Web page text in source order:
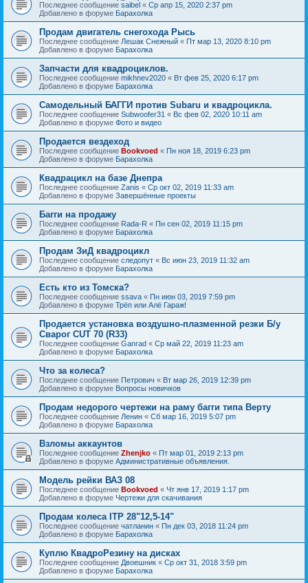
Последнее сообщение saibel « Ср апр 15, 2020 2:37 pm
Добавлено в форуме Барахолка
Продам двигатель снегохода Рысь
Последнее сообщение Лешак Снежный « Пт мар 13, 2020 8:10 pm
Добавлено в форуме Барахолка
Запчасти для квадроциклов.
Последнее сообщение mikhnev2020 « Вт фев 25, 2020 6:17 pm
Добавлено в форуме Барахолка
Самодельный БАГГИ против Subaru и квадроцикла.
Последнее сообщение Subwoofer31 « Вс фев 02, 2020 10:11 am
Добавлено в форуме Фото и видео
Продается вездеход
Последнее сообщение Bookvoed « Пн ноя 18, 2019 6:23 pm
Добавлено в форуме Барахолка
Квадрацикл на базе Днепра
Последнее сообщение Zanis « Ср окт 02, 2019 11:33 am
Добавлено в форуме Завершённые проекты
Багги на продажу
Последнее сообщение Rada-R « Пн сен 02, 2019 11:15 pm
Добавлено в форуме Барахолка
Продам ЗиД квадроцикл
Последнее сообщение следопут « Вс июн 23, 2019 11:32 am
Добавлено в форуме Барахолка
Есть кто из Томска?
Последнее сообщение ssava « Пн июн 03, 2019 7:59 pm
Добавлено в форуме Трёп или Алё Гараж!
Продается установка воздушно-плазменной резки Б/у
Сварог CUT 70 (R33)
Последнее сообщение Ganrad « Ср май 22, 2019 11:23 am
Добавлено в форуме Барахолка
Что за колеса?
Последнее сообщение Петрович « Вт мар 26, 2019 12:39 pm
Добавлено в форуме Вопросы новичков
Продам недорого чертежи на раму багги типа Верту
Последнее сообщение Ленин « Сб мар 16, 2019 5:07 pm
Добавлено в форуме Барахолка
Взломы аккаунтов
Последнее сообщение Zhenjko « Пт мар 01, 2019 2:13 pm
Добавлено в форуме Административные объявления.
Модель рейки ВАЗ 08
Последнее сообщение Bookvoed « Чт янв 17, 2019 1:17 pm
Добавлено в форуме Чертежи для скачивания
Продам колеса ITP 28"12,5-14"
Последнее сообщение чатланин « Пн дек 03, 2018 11:24 pm
Добавлено в форуме Барахолка
Куплю КвадроРезину на дисках
Последнее сообщение Двоешник « Ср окт 31, 2018 3:59 pm
Добавлено в форуме Барахолка